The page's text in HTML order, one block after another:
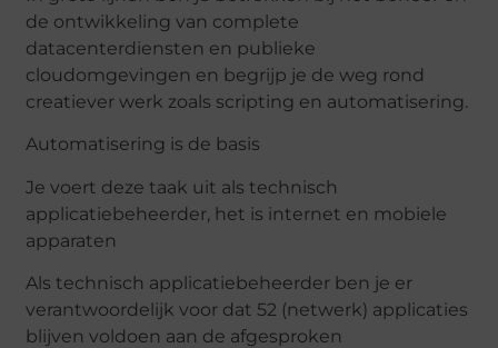
de ontwikkeling van complete
datacenterdiensten en publieke
cloudomgevingen en begrijp je de weg rond
creatiever werk zoals scripting en automatisering.
Automatisering is de basis
Je voert deze taak uit als technisch
applicatiebeheerder, het is internet en mobiele
apparaten
Als technisch applicatiebeheerder ben je er
verantwoordelijk voor dat 52 (netwerk) applicaties
blijven voldoen aan de afgesproken